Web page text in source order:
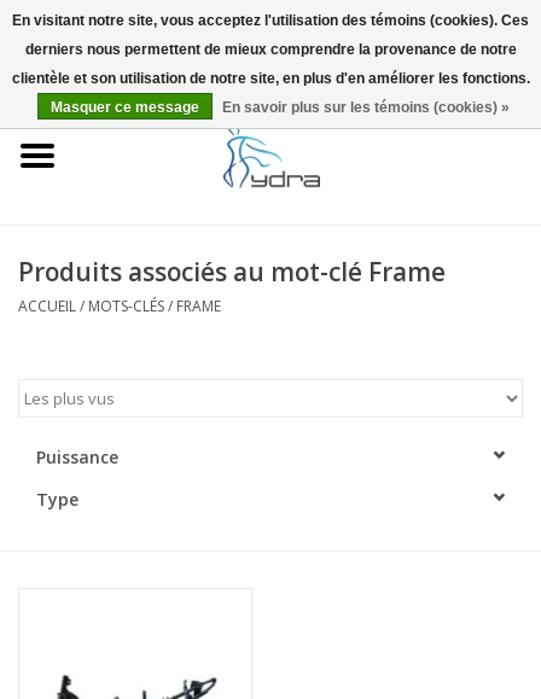
EUR
Accueil
Accessoires
Blog
Produits associés au mot-clé Frame
ACCUEIL/ MOTS-CLÉS/ FRAME
Puissance
Type
En visitant notre site, vous acceptez l'utilisation des témoins (cookies). Ces
derniers nous permettent de mieux comprendre la provenance de notre
clientèle et son utilisation de notre site, en plus d'en améliorer les fonctions.
Masquer ce message
En savoir plus sur les témoins (cookies) »